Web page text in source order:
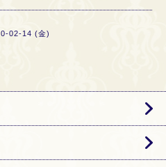
02-14 (金)